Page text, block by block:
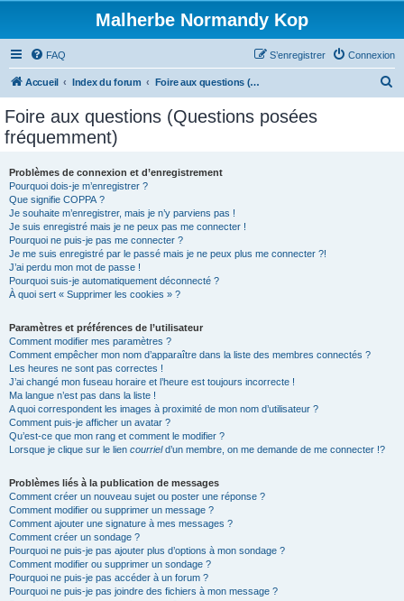
Malherbe Normandy Kop
FAQ Connexion
S’enregistrer
Accueil Index du forum Foire aux questions (Questions posées fréquemment)
Foire aux questions (Questions posées
fréquemment)
Problèmes de connexion et d’enregistrement
Pourquoi dois-je m’enregistrer ?
Que signifie COPPA ?
Je souhaite m’enregistrer, mais je n’y parviens pas !
Je suis enregistré mais je ne peux pas me connecter !
Pourquoi ne puis-je pas me connecter ?
Je me suis enregistré par le passé mais je ne peux plus me connecter ?!
J’ai perdu mon mot de passe !
Pourquoi suis-je automatiquement déconnecté ?
À quoi sert « Supprimer les cookies » ?
Paramètres et préférences de l’utilisateur
Comment modifier mes paramètres ?
Comment empêcher mon nom d’apparaître dans la liste des membres connectés ?
Les heures ne sont pas correctes !
J’ai changé mon fuseau horaire et l’heure est toujours incorrecte !
Ma langue n’est pas dans la liste !
A quoi correspondent les images à proximité de mon nom d’utilisateur ?
Comment puis-je afficher un avatar ?
Qu’est-ce que mon rang et comment le modifier ?
Lorsque je clique sur le lien courrield’un membre, on me demande de me connecter !?
Problèmes liés à la publication de messages
Comment créer un nouveau sujet ou poster une réponse ?
Comment modifier ou supprimer un message ?
Comment ajouter une signature à mes messages ?
Comment créer un sondage ?
Pourquoi ne puis-je pas ajouter plus d’options à mon sondage ?
Comment modifier ou supprimer un sondage ?
Pourquoi ne puis-je pas accéder à un forum ?
Pourquoi ne puis-je pas joindre des fichiers à mon message ?